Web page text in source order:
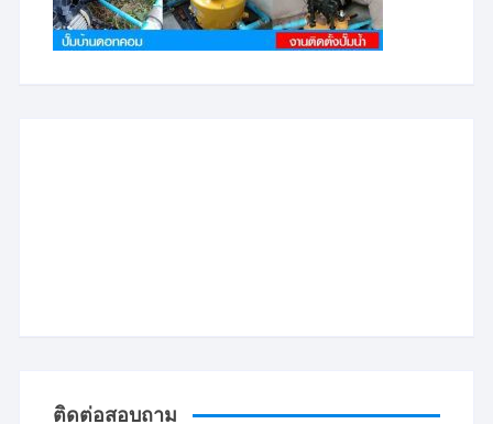
ติดต่อสอบถาม